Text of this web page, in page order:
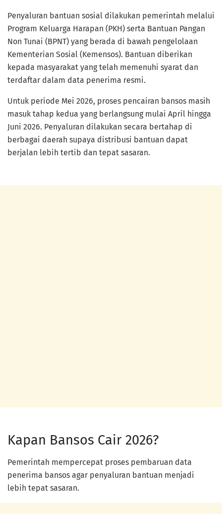
Penyaluran bantuan sosial dilakukan pemerintah melalui
Program Keluarga Harapan (PKH) serta Bantuan Pangan
Non Tunai (BPNT) yang berada di bawah pengelolaan
Kementerian Sosial (Kemensos). Bantuan diberikan
kepada masyarakat yang telah memenuhi syarat dan
terdaftar dalam data penerima resmi.
Untuk periode Mei 2026, proses pencairan bansos masih
masuk tahap kedua yang berlangsung mulai April hingga
Juni 2026. Penyaluran dilakukan secara bertahap di
berbagai daerah supaya distribusi bantuan dapat
berjalan lebih tertib dan tepat sasaran.
Kapan Bansos Cair 2026?
Pemerintah mempercepat proses pembaruan data
penerima bansos agar penyaluran bantuan menjadi
lebih tepat sasaran.